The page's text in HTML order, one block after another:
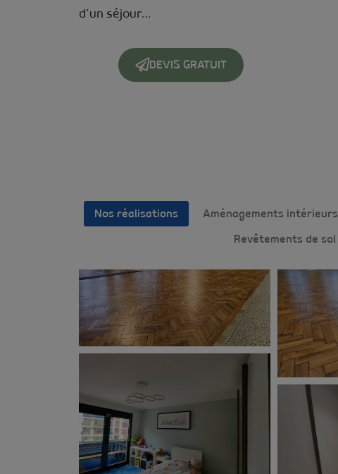
d’un séjour…
DEVIS GRATUIT
Nos réalisations Aménagements intérieurs
Revêtements de sol